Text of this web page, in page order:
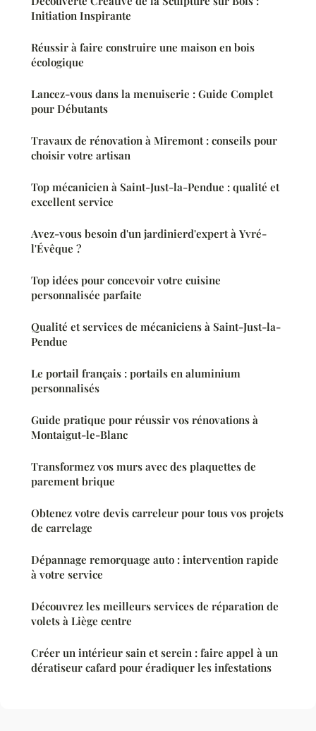
Initiation Inspirante
Réussir à faire construire une maison en bois
écologique
Lancez-vous dans la menuiserie : Guide Complet
pour Débutants
Travaux de rénovation à Miremont : conseils pour
choisir votre artisan
Top mécanicien à Saint-Just-la-Pendue : qualité et
excellent service
Avez-vous besoin d'un jardinierd'expert à Yvré-
l'Évêque ?
Top idées pour concevoir votre cuisine
personnalisée parfaite
Qualité et services de mécaniciens à Saint-Just-la-
Pendue
Le portail français : portails en aluminium
personnalisés
Guide pratique pour réussir vos rénovations à
Montaigut-le-Blanc
Transformez vos murs avec des plaquettes de
parement brique
Obtenez votre devis carreleur pour tous vos projets
de carrelage
Dépannage remorquage auto : intervention rapide
à votre service
Découvrez les meilleurs services de réparation de
volets à Liège centre
Créer un intérieur sain et serein : faire appel à un
dératiseur cafard pour éradiquer les infestations